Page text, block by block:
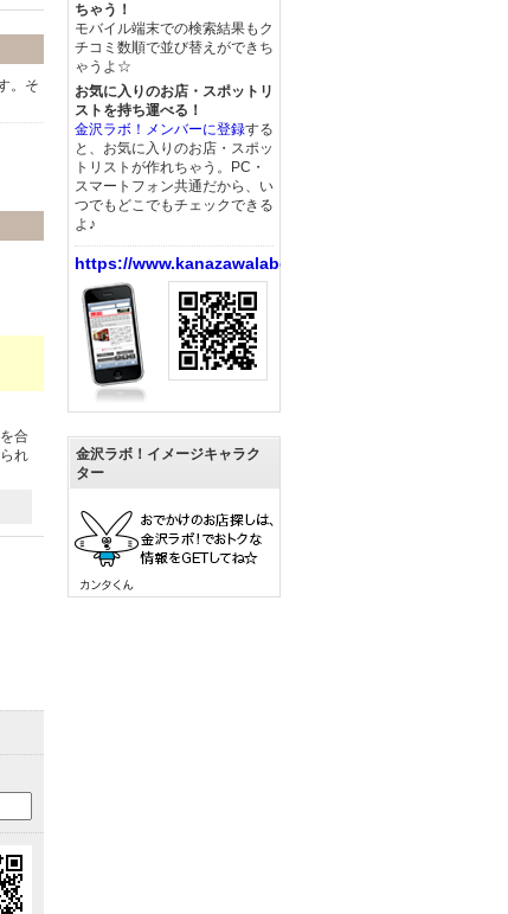
。そ
合
れ
ちゃう！
モバイル端末での検索結果もク
チコミ数順で並び替えができち
ゃうよ☆
お気に入りのお店・スポットリ
ストを持ち運べる！
金沢ラボ！メンバーに登録する
と、お気に入りのお店・スポッ
トリストが作れちゃう。PC・
スマートフォン共通だから、い
つでもどこでもチェックできる
よ♪
https://www.kanazawalabo.net/
金沢ラボ！イメージキャラク
ター